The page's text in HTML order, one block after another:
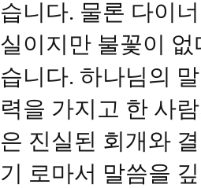
습니다. 물론 다이
실이지만 불꽃이
습니다. 하나님의
력을 가지고 한 사
은 진실된 회개와
기 로마서 말씀을